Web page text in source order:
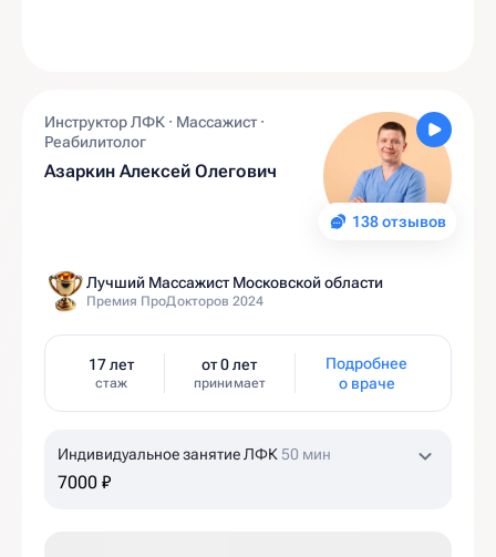
138 отзывов
Инструктор ЛФК · Массажист ·
Реабилитолог
Азаркин Алексей Олегович
Лучший Массажист Московской области
Премия ПроДокторов 2024
17 лет
стаж
от 0 лет
принимает
Подробнее
о враче
Индивидуальное занятие ЛФК 50 мин
7000 ₽